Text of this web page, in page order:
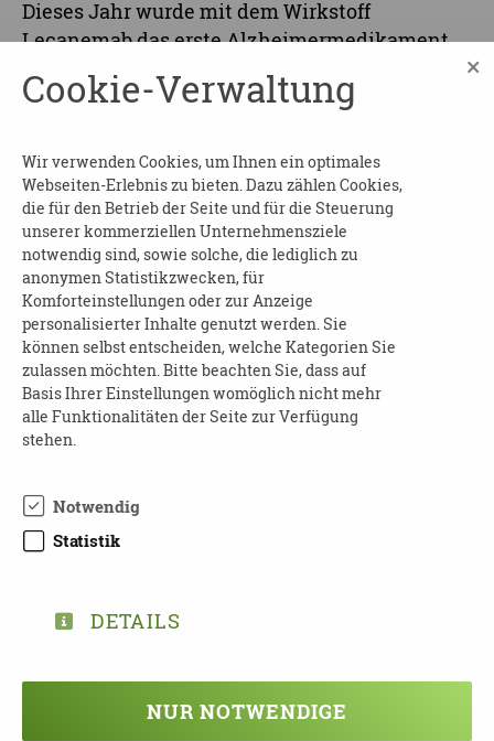
Dieses Jahr wurde mit dem Wirkstoff
Lecanemab das erste Alzheimermedikament
Fortschreiten der Alzheimerkrankheit
In einem Vortrag stellen Prof. Dr. Dorothee Saur,
Neurologin und Diplom-Gerontopsychologin
Andrea Bräsecke, beide vom
Universitätsklinikum Leipzig vor, wer für die
Therapie in Frage kommt, wie die Therapie im
Gehirn wirksam ist, welche Nebenwirkungen
zu erwarten sind und mit welchen Effekten
Patient:innen rechnen dürfen.
Kosten:frei
Anmeldung:
Auskünfte:
Uniklinik Leipzig
Demenzsprechstunde Frau Bräsecke
leipzig.de
Cookie-Verwaltung ×
Wir verwenden Cookies, um Ihnen ein optimales
Webseiten-Erlebnis zu bieten. Dazu zählen Cookies,
die für den Betrieb der Seite und für die Steuerung
unserer kommerziellen Unternehmensziele
notwendig sind, sowie solche, die lediglich zu
anonymen Statistikzwecken, für
Komforteinstellungen oder zur Anzeige
personalisierter Inhalte genutzt werden. Sie
können selbst entscheiden, welche Kategorien Sie
zulassen möchten. Bitte beachten Sie, dass auf
Basis Ihrer Einstellungen womöglich nicht mehr
alle Funktionalitäten der Seite zur Verfügung
stehen.
Notwendig
Statistik
DETAILS
NUR NOTWENDIGE